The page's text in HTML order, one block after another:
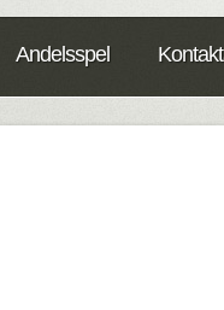
Andelsspel